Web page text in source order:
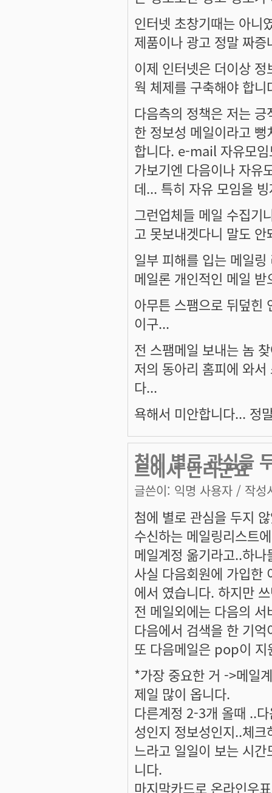
인터넷 초창기때는 아니
제품이나 광고 정말 짜증
이제 인터넷은 더이상
웍 체제를 구축해야 합니
다음측의 정책은 저는
한 정보성 메일이라고
합니다. e-mail 자유모임
가보기엔 다음이나 자유
데... 특히 자유 모임을
그런업체들 메일 수집기
고 못보내겟다니 말도 안
일부 피해를 입는 메일
메일론 개인적인 메일
아무튼 스팸으로 뒤덮힌
이구...
전 스팸메일 보내는 놈
저의 동아리 홈피에 와
다...
욕해서 미안합니다... 정
첨에 별로 관심을
트에서 난리군요
글쓴이: 익명 사용자 / 작성
첨에 별로 관심을 두지
수신하는 메일링리스트
메일계정 옮기라고..하
사실 다음회원에 가입한
에서 였습니다. 하지만
전 메일외에는 다음의
다음에서 검색을 한 기
또 다음메일은 pop이 지
*가장 중요한 거 ->메일
제일 많이 옵니다.
다른계정 2-3개 올때 ..
성인지 정보성인지..체
느라고 일일이 보는 시
니다.
마지막카드로 온라인우